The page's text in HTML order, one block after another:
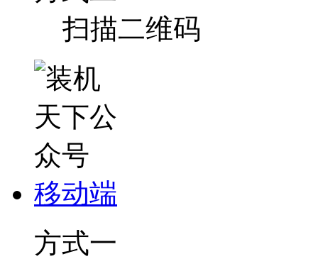
扫描二维码
移动端
方式一